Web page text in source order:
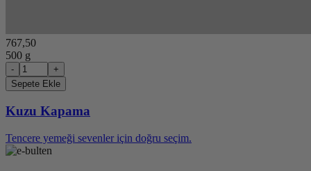
767,50
500 g
-
+
Sepete Ekle
Kuzu Kapama
Tencere yemeği sevenler için doğru seçim.